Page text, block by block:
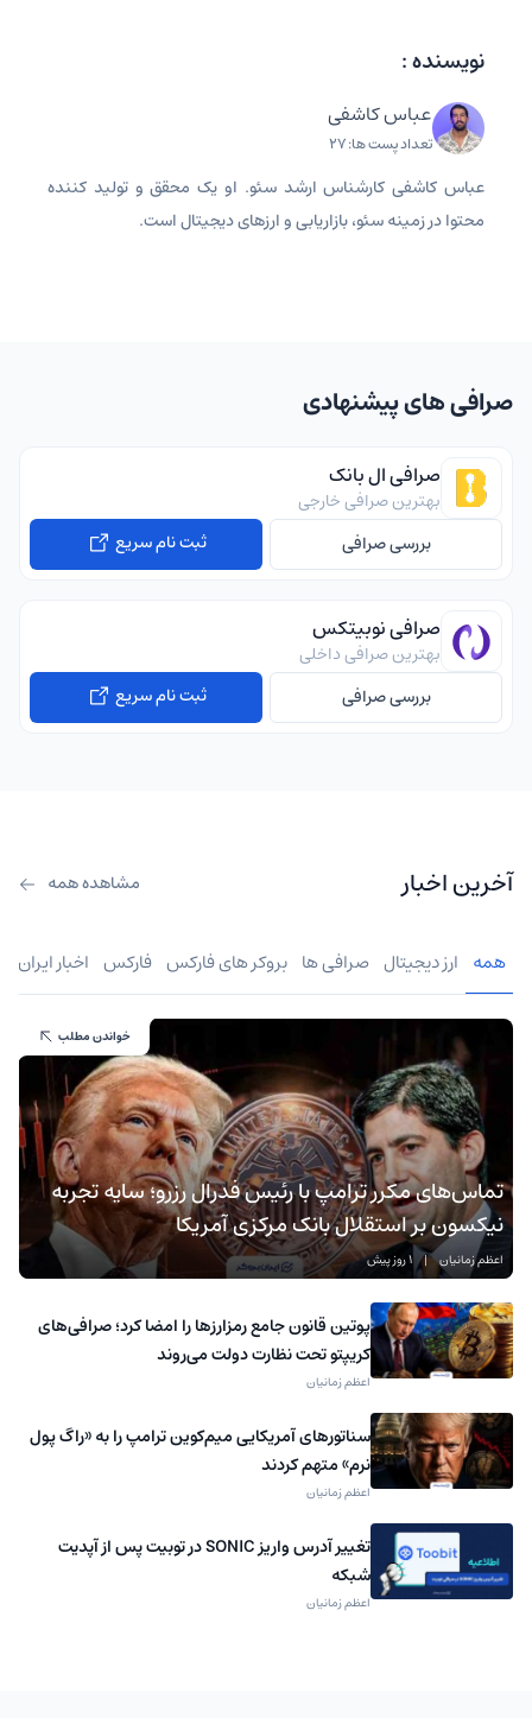
نویسنده :
عباس کاشفی
تعداد پست ها: 27
عباس کاشفی کارشناس ارشد سئو. او یک محقق و تولید کننده
محتوا در زمینه سئو، بازاریابی و ارزهای دیجیتال است.
صرافی های پیشنهادی
صرافی ال بانک
بهترین صرافی خارجی
بررسی صرافی
ثبت نام سریع
صرافی نوبیتکس
بهترین صرافی داخلی
بررسی صرافی
ثبت نام سریع
آخرین اخبار مشاهده همه
همه ارز دیجیتال صرافی ها بروکر های فارکس فارکس اخبار ایران
تماس‌های مکرر ترامپ با رئیس فدرال رزرو؛ سایه تجربه
نیکسون بر استقلال بانک مرکزی آمریکا
اعظم زمانیان | 1 روز پیش
خواندن مطلب
پوتین قانون جامع رمزارزها را امضا کرد؛ صرافی‌های
کریپتو تحت نظارت دولت می‌روند
اعظم زمانیان
سناتورهای آمریکایی میم‌کوین ترامپ را به «راگ‌ پول
نرم» متهم کردند
اعظم زمانیان
تغییر آدرس واریز SONIC در توبیت پس از آپدیت
شبکه
اعظم زمانیان